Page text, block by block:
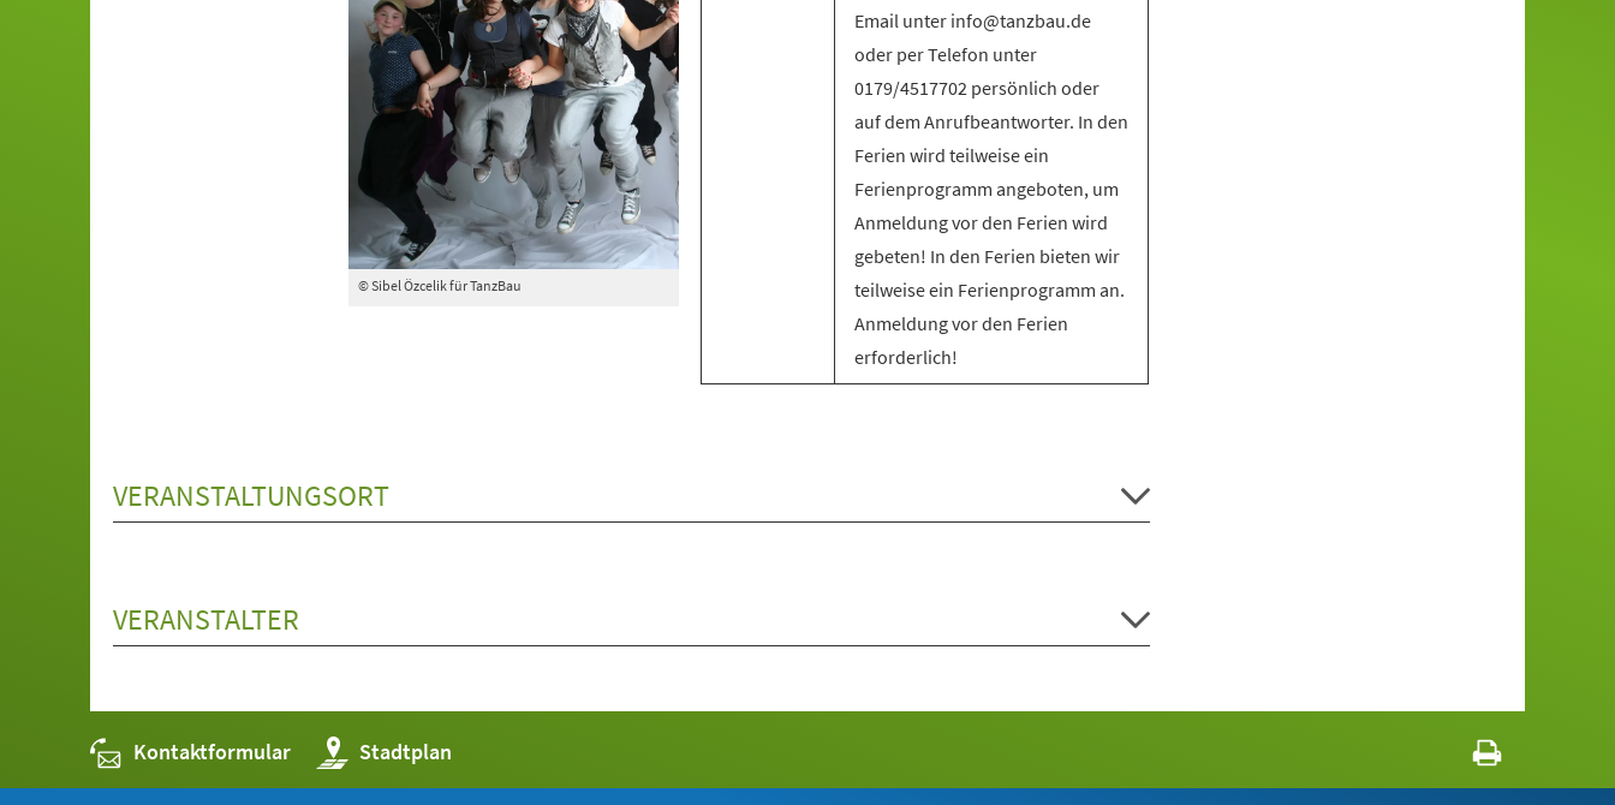
© Sibel Özcelik für TanzBau
Email unter info@tanzbau.de
oder per Telefon unter
0179/4517702 persönlich oder
auf dem Anrufbeantworter. In den
Ferien wird teilweise ein
Ferienprogramm angeboten, um
Anmeldung vor den Ferien wird
gebeten! In den Ferien bieten wir
teilweise ein Ferienprogramm an.
Anmeldung vor den Ferien
erforderlich!
VERANSTALTUNGSORT
VERANSTALTER
Kontaktformular Stadtplan
(Öffnet
in
einem